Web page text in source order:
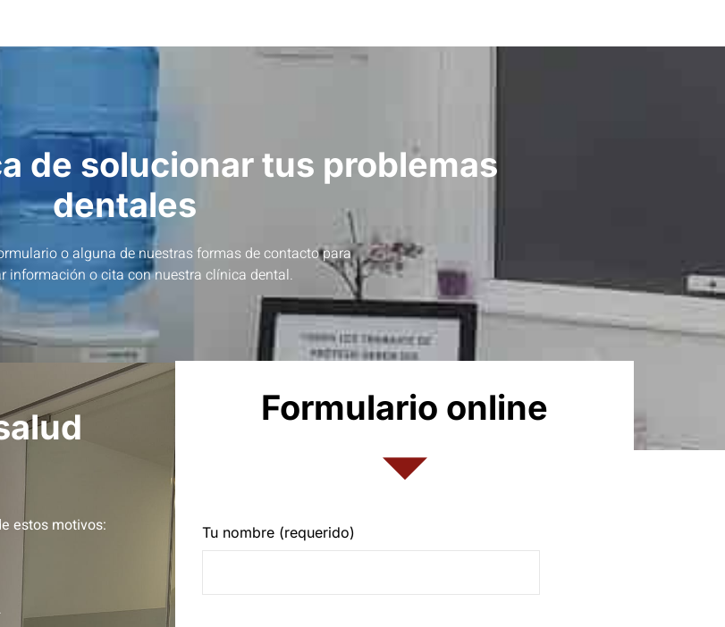
de solucionar tus problemas
dentales
o alguna de nuestras formas de contacto para
información o cita con nuestra clínica dental.
estos motivos:
Formulario online
Tu nombre (requerido)